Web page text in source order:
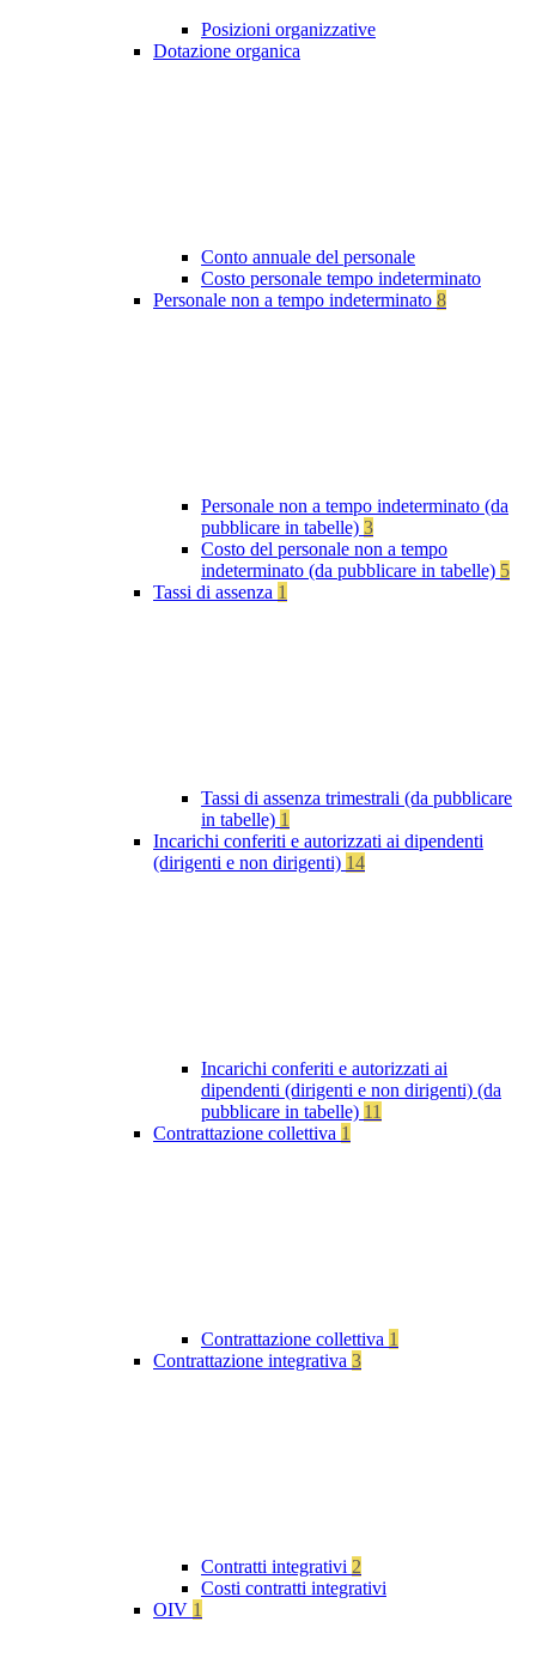
Posizioni organizzative
Dotazione organica
Conto annuale del personale
Costo personale tempo indeterminato
Personale non a tempo indeterminato 8
Personale non a tempo indeterminato (da
pubblicare in tabelle) 3
Costo del personale non a tempo
indeterminato (da pubblicare in tabelle) 5
Tassi di assenza 1
Tassi di assenza trimestrali (da pubblicare
in tabelle) 1
Incarichi conferiti e autorizzati ai dipendenti
(dirigenti e non dirigenti) 14
Incarichi conferiti e autorizzati ai
dipendenti (dirigenti e non dirigenti) (da
pubblicare in tabelle) 11
Contrattazione collettiva 1
Contrattazione collettiva 1
Contrattazione integrativa 3
Contratti integrativi 2
Costi contratti integrativi
OIV 1